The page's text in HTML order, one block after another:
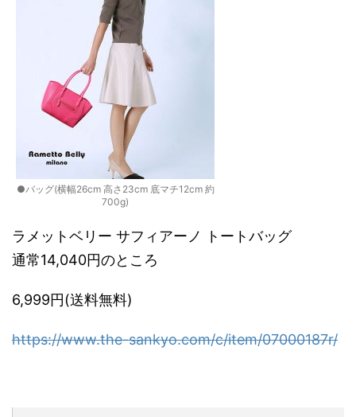
●バッグ(横幅26cm 高さ23cm 底マチ12cm 約
700g)
ラメットベリー サフィアーノ トートバッグ
通常14,040円のところ
6,999円(送料無料)
https://www.the-sankyo.com/c/item/07000187r/